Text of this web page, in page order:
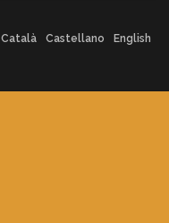
Català Castellano English